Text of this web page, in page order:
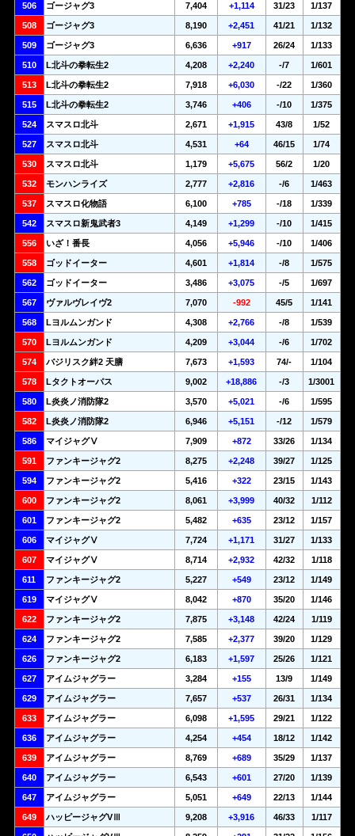
506 ゴージャグ3 7,404 +1,114 31/23 1/137
508 ゴージャグ3 8,190 +2,451 41/21 1/132
509 ゴージャグ3 6,636 +917 26/24 1/133
510 L北斗の拳転生2 4,208 +2,240 -/7 1/601
513 L北斗の拳転生2 7,918 +6,030 -/22 1/360
515 L北斗の拳転生2 3,746 +406 -/10 1/375
524 スマスロ北斗 2,671 +1,915 43/8 1/52
527 スマスロ北斗 4,531 +64 46/15 1/74
530 スマスロ北斗 1,179 +5,675 56/2 1/20
532 モンハンライズ 2,777 +2,816 -/6 1/463
537 スマスロ化物語 6,100 +785 -/18 1/339
542 スマスロ新鬼武者3 4,149 +1,299 -/10 1/415
556 いざ！番長 4,056 +5,946 -/10 1/406
558 ゴッドイーター 4,601 +1,814 -/8 1/575
562 ゴッドイーター 3,486 +3,075 -/5 1/697
567 ヴァルヴレイヴ2 7,070 -992 45/5 1/141
568 Lヨルムンガンド 4,308 +2,766 -/8 1/539
570 Lヨルムンガンド 4,209 +3,044 -/6 1/702
574 バジリスク絆2 天膳 7,673 +1,593 74/- 1/104
578 Lタクトオーパス 9,002 +18,886 -/3 1/3001
580 L炎炎ノ消防隊2 3,570 +5,021 -/6 1/595
582 L炎炎ノ消防隊2 6,946 +5,151 -/12 1/579
586 マイジャグⅤ 7,909 +872 33/26 1/134
591 ファンキージャグ2 8,275 +2,248 39/27 1/125
594 ファンキージャグ2 5,416 +322 23/15 1/143
600 ファンキージャグ2 8,061 +3,999 40/32 1/112
601 ファンキージャグ2 5,482 +635 23/12 1/157
606 マイジャグⅤ 7,724 +1,171 31/27 1/133
607 マイジャグⅤ 8,714 +2,932 42/32 1/118
611 ファンキージャグ2 5,227 +549 23/12 1/149
619 マイジャグⅤ 8,042 +870 35/20 1/146
622 ファンキージャグ2 7,875 +3,148 42/24 1/119
624 ファンキージャグ2 7,585 +2,377 39/20 1/129
626 ファンキージャグ2 6,183 +1,597 25/26 1/121
627 アイムジャグラー 3,284 +155 13/9 1/149
629 アイムジャグラー 7,657 +537 26/31 1/134
633 アイムジャグラー 6,098 +1,595 29/21 1/122
636 アイムジャグラー 4,254 +454 18/12 1/142
639 アイムジャグラー 8,769 +689 35/29 1/137
640 アイムジャグラー 6,543 +601 27/20 1/139
647 アイムジャグラー 5,051 +649 22/13 1/144
649 ハッピージャグVⅢ 9,208 +3,916 46/33 1/117